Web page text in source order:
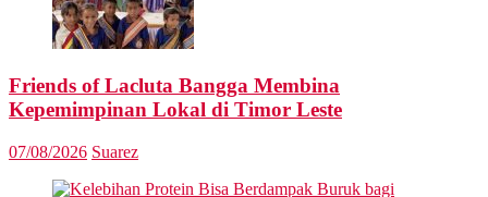
Friends of Lacluta Bangga Membina
Kepemimpinan Lokal di Timor Leste
07/08/2026 Suarez